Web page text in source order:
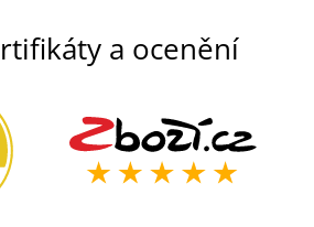
a ocenění